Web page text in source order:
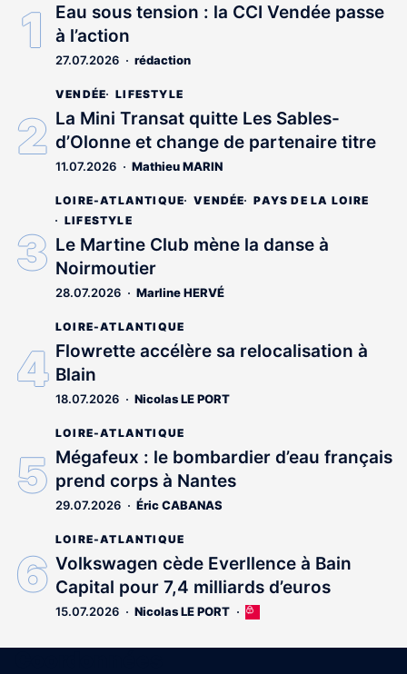
Eau sous tension : la CCI Vendée passe
à l’action
27.07.2026 rédaction
VENDÉE LIFESTYLE
La Mini Transat quitte Les Sables-
d’Olonne et change de partenaire titre
11.07.2026 Mathieu MARIN
LOIRE-ATLANTIQUE VENDÉE
PAYS DE LA LOIRE
LIFESTYLE
Le Martine Club mène la danse à
Noirmoutier
28.07.2026 Marline HERVÉ
LOIRE-ATLANTIQUE
Flowrette accélère sa relocalisation à
Blain
18.07.2026 Nicolas LE PORT
LOIRE-ATLANTIQUE
Mégafeux : le bombardier d’eau français
prend corps à Nantes
29.07.2026 Éric CABANAS
LOIRE-ATLANTIQUE
Volkswagen cède Everllence à Bain
Capital pour 7,4 milliards d’euros
15.07.2026 Nicolas LE PORT
Cet
est